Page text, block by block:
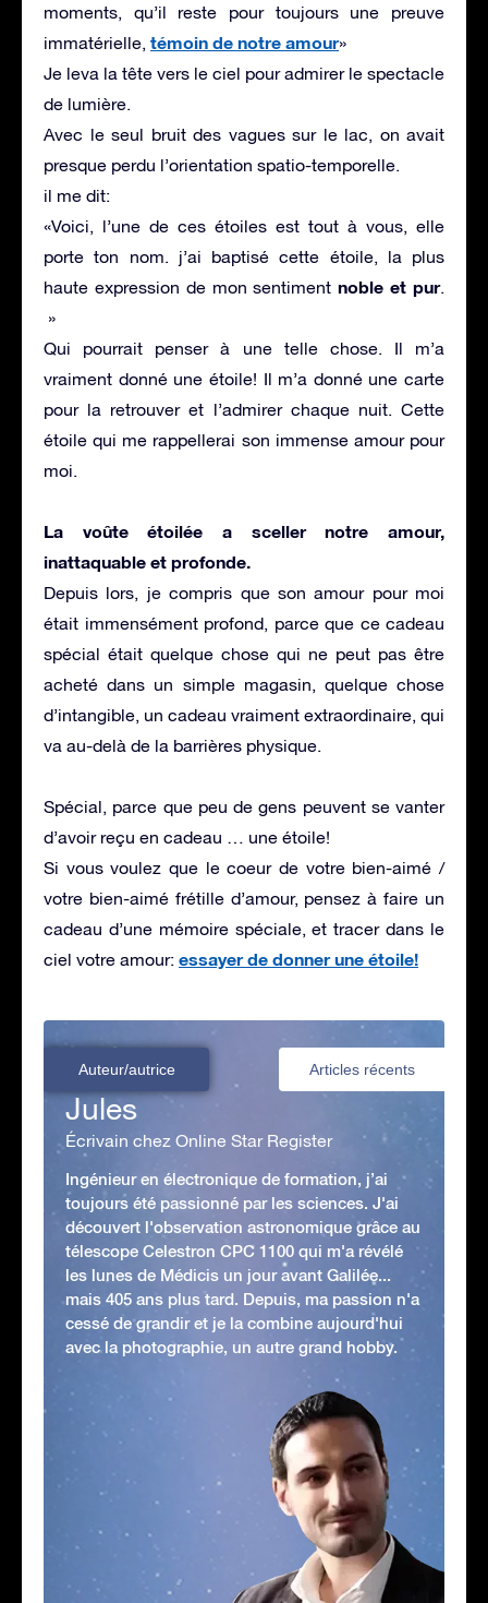
moments, qu’il reste pour toujours une preuve
immatérielle, témoin de notre amour»
Je leva la tête vers le ciel pour admirer le spectacle
de lumière.
Avec le seul bruit des vagues sur le lac, on avait
presque perdu l’orientation spatio-temporelle.
il me dit:
«Voici, l’une de ces étoiles est tout à vous, elle
porte ton nom. j’ai baptisé cette étoile, la plus
haute expression de mon sentimentnoble et pur.
»
Qui pourrait penser à une telle chose. Il m’a
vraiment donné une étoile! Il m’a donné une carte
pour la retrouver et l’admirer chaque nuit. Cette
étoile qui me rappellerai son immense amour pour
moi.
La voûte étoilée a sceller notre amour,
inattaquable et profonde.
Depuis lors, je compris que son amour pour moi
était immensément profond, parce que ce cadeau
spécial était quelque chose qui ne peut pas être
acheté dans un simple magasin, quelque chose
d’intangible, un cadeau vraiment extraordinaire, qui
va au-delà de la barrières physique.
Spécial, parce que peu de gens peuvent se vanter
d’avoir reçu en cadeau … une étoile!
Si vous voulez que le coeur de votre bien-aimé /
votre bien-aimé frétille d’amour, pensez à faire un
cadeau d’une mémoire spéciale, et tracer dans le
ciel votre amour: essayer de donner une étoile!
Auteur/autrice Articles récents
Jules
Écrivain chez Online Star Register
Ingénieur en électronique de formation, j’ai
toujours été passionné par les sciences. J'ai
découvert l'observation astronomique grâce au
télescope Celestron CPC 1100 qui m'a révélé
les lunes de Médicis un jour avant Galilée...
mais 405 ans plus tard. Depuis, ma passion n'a
cessé de grandir et je la combine aujourd'hui
avec la photographie, un autre grand hobby.